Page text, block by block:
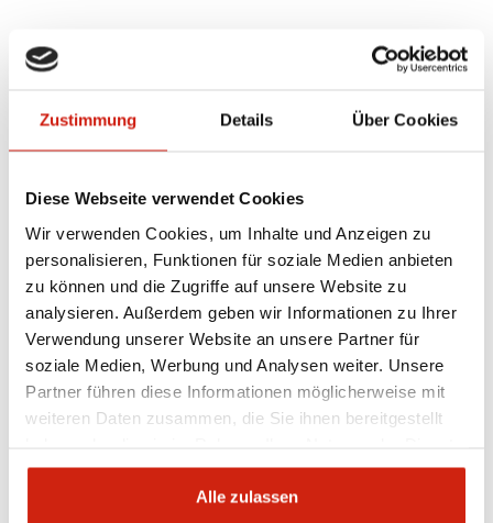
Zustimmung Details Über Cookies
Diese Webseite verwendet Cookies
Wir verwenden Cookies, um Inhalte und Anzeigen zu
personalisieren, Funktionen für soziale Medien anbieten
zu können und die Zugriffe auf unsere Website zu
analysieren. Außerdem geben wir Informationen zu Ihrer
Verwendung unserer Website an unsere Partner für
soziale Medien, Werbung und Analysen weiter. Unsere
Partner führen diese Informationen möglicherweise mit
weiteren Daten zusammen, die Sie ihnen bereitgestellt
gesammelt haben.
Alle zulassen
Kommentieren
Search
this
website
Neueste Kommentare